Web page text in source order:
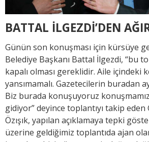
BATTAL İLGEZDİ’DEN
Günün son konuşması için kürsüye
Belediye Başkanı Battal İlgezdi, “bu
kapalı olması gereklidir. Aile içindeki
yansımamalı. Gazetecilerin buradan
Biz burada konuşuyoruz
gidiyor” deyince toplantıyı takip eden
Özışık, yapılan açıklamaya tepki
üzerine geldiğimiz toplantıda ajan